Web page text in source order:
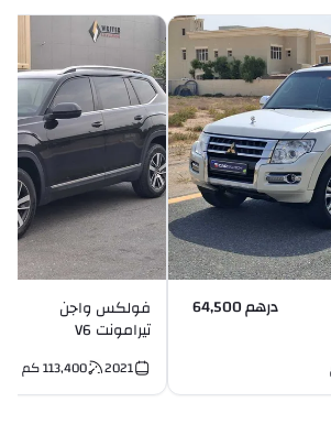
درهم 64,500 فولكس واجن
تيرامونت V6
2021
113,400 كم